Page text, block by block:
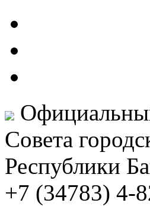
Совета
Республики
+7 (34783) 4-